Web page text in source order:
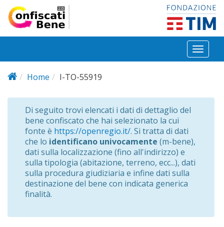
Salta al contenuto principale
Toggle
Home
I-TO-55919
Di seguito trovi elencati i dati di dettaglio del
bene confiscato che hai selezionato la cui
fonte è https://openregio.it/. Si tratta di dati
che lo identificano univocamente (m-bene),
dati sulla localizzazione (fino all'indirizzo) e
sulla tipologia (abitazione, terreno, ecc...), dati
sulla procedura giudiziaria e infine dati sulla
destinazione del bene con indicata generica
finalità.